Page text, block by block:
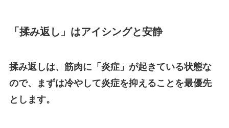
「揉み返し」はアイシングと安静
揉み返しは、筋肉に「炎症」が起きている状態な
ので、まずは冷やして炎症を抑えることを最優先
とします。